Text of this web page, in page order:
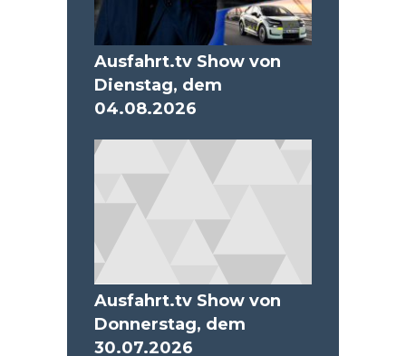
Ausfahrt.tv Show von
Dienstag, dem
04.08.2026
Ausfahrt.tv Show von
Donnerstag, dem
30.07.2026